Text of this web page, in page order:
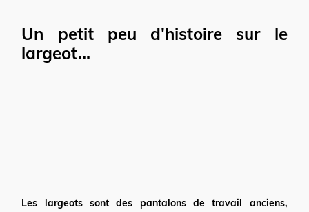
Un petit peu d'histoire sur le
largeot...
Les largeots sont des pantalons de travail anciens,